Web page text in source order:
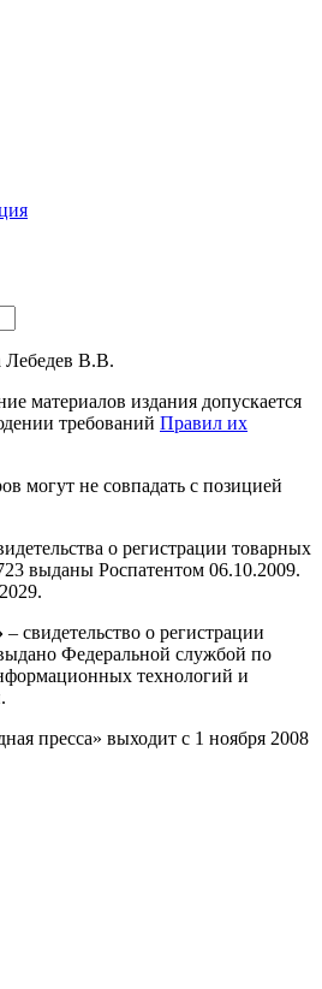
Лебедев В.В.
материалов издания допускается
требований Правил их
могут не совпадать с позицией
о регистрации товарных
выданы Роспатентом 06.10.2009.
– свидетельство о регистрации
Федеральной службой по
технологий и
пресса» выходит с 1 ноября 2008